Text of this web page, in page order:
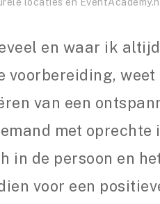
locaties en
en waar ik
weet
van een
met oprechte
in de persoon en
voor een